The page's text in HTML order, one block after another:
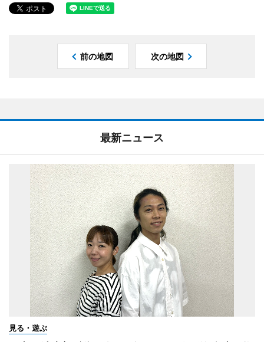
前の地図 次の地図
最新ニュース
見る・遊ぶ